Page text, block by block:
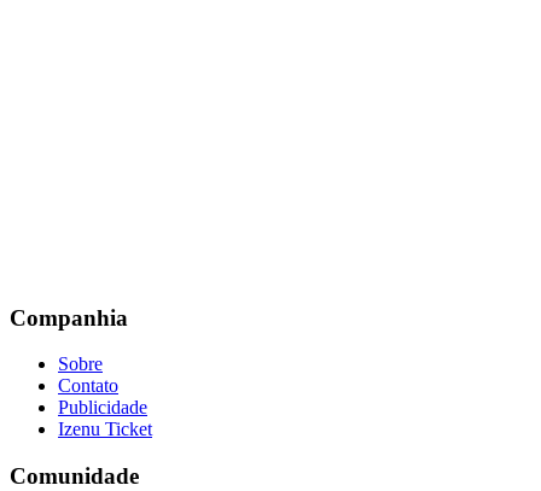
Companhia
Sobre
Contato
Publicidade
Izenu Ticket
Comunidade